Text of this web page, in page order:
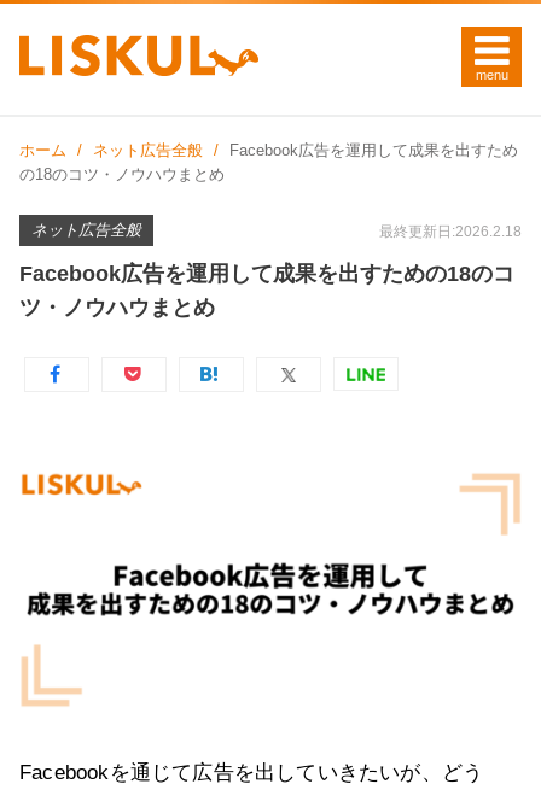
ホーム ネット広告全般
Facebook広告を運用して成果を出すため
の18のコツ・ノウハウまとめ
ネット広告全般 最終更新日:2026.2.18
Facebook広告を運用して成果を出すための18のコ
ツ・ノウハウまとめ
Facebookを通じて広告を出していきたいが、どう